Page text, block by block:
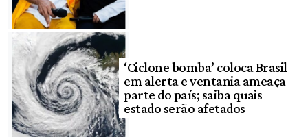
‘Ciclone bomba’ coloca Brasil
em alerta e ventania ameaça
parte do país; saiba quais
estado serão afetados